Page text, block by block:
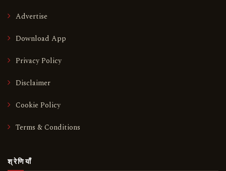
Advertise
Download App
Privacy Policy
Disclaimer
Cookie Policy
Terms & Conditions
श्रेणियाँ